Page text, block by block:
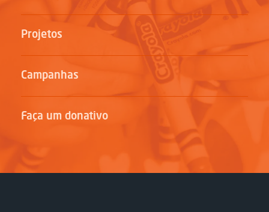
Projetos
Campanhas
Faça um donativo